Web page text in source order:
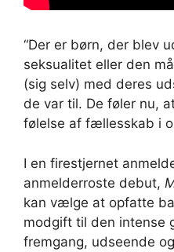
“Der er børn, der blev
seksualitet eller den
(sig selv) med deres
de var til. De føler nu,
følelse af fællesskab i
I en firestjernet
anmelderroste debut,
kan vælge at opfatte
modgift til den intense
fremgang, udseende